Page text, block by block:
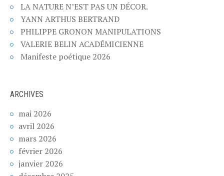
LA NATURE N’EST PAS UN DÉCOR.
YANN ARTHUS BERTRAND
PHILIPPE GRONON MANIPULATIONS
VALERIE BELIN ACADÉMICIENNE
Manifeste poétique 2026
ARCHIVES
mai 2026
avril 2026
mars 2026
février 2026
janvier 2026